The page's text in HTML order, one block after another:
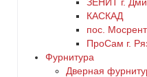
КАСКАД
пос.
ПроСам г.
Фурнитура
Дверная